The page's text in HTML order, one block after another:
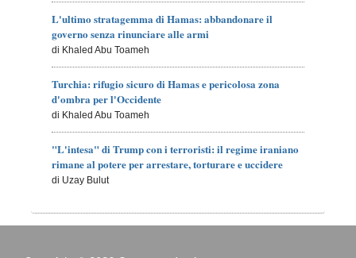
L'ultimo stratagemma di Hamas: abbandonare il
governo senza rinunciare alle armi
di Khaled Abu Toameh
Turchia: rifugio sicuro di Hamas e pericolosa zona
d'ombra per l'Occidente
di Khaled Abu Toameh
"L'intesa" di Trump con i terroristi: il regime iraniano
rimane al potere per arrestare, torturare e uccidere
di Uzay Bulut